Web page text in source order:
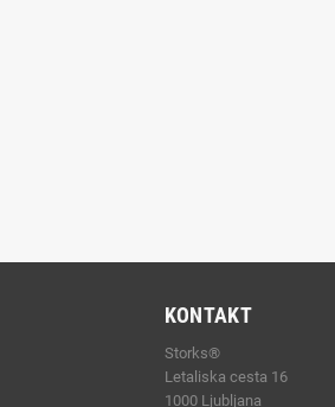
KONTAKT
Storks®
Letaliska cesta 16
1000 Ljubljana